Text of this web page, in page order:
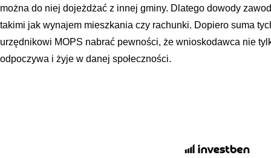
można do niej dojeżdżać z innej gminy. Dlatego dowody
takimi jak wynajem mieszkania czy rachunki. Dopiero suma
urzędnikowi MOPS nabrać pewności, że wnioskodawca nie
odpoczywa i żyje w danej społeczności.